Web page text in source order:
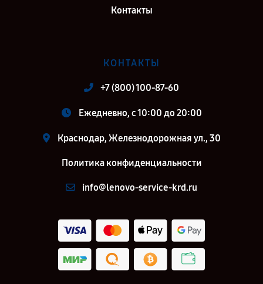
Контакты
КОНТАКТЫ
+7 (800) 100-87-60
Ежедневно, с 10:00 до 20:00
Краснодар, Железнодорожная ул., 30
Политика конфиденциальности
info@lenovo-service-krd.ru